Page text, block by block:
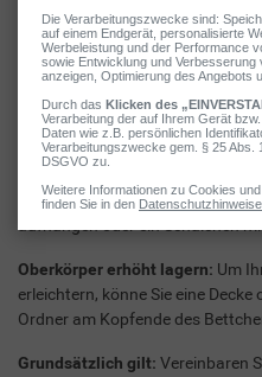
physiologischen
und Befeuchtung der
Frische Luft:Regelmässige
der frischen Luft haben
Atemwege – vorausgesetzt, Ihr
Raumluft zu Hause, indem Sie
aufhängen oder ein Schälchen
Oberkörper erhöht lagern: Um
erleichtern, könne Sie eine
Ordner am Kopfende des
Grundsätzlich gilt: Vereinbaren